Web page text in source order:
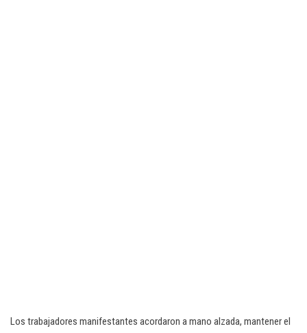
Los trabajadores manifestantes acordaron a mano alzada, mantener el